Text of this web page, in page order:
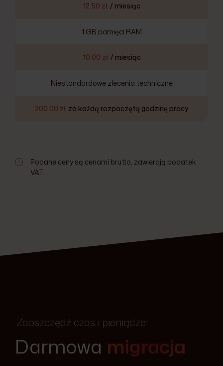
12.50 zł / miesiąc
1 GB pamięci RAM
10.00 zł / miesiąc
Niestandardowe zlecenia techniczne
200.00 zł za każdą rozpoczętą godzinę pracy
i
Podane ceny są cenami brutto, zawierają podatek
VAT.
Zaoszczędź czas i pieniądze!
Darmowa migracja